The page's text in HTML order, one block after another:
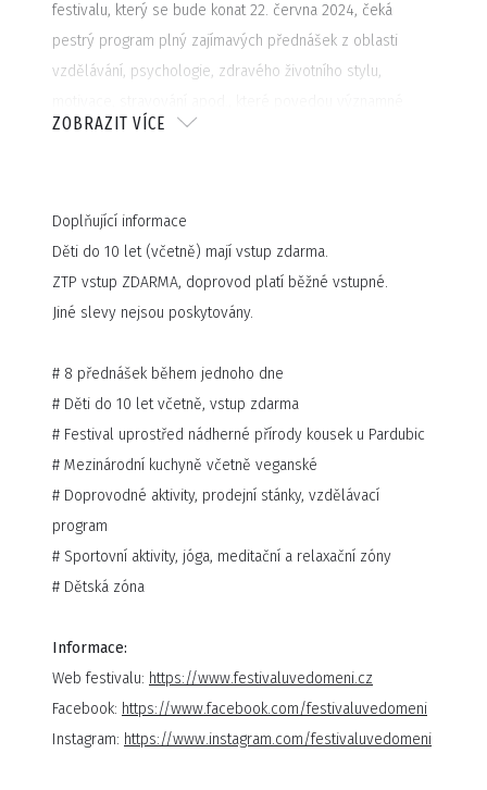
festivalu, který se bude konat 22. června 2024, čeká
pestrý program plný zajímavých přednášek z oblasti
vzdělávání, psychologie, zdravého životního stylu,
osobnosti a experti na konkrétní problematiku.
PODÍVEJTE SE NA VIDEO REPORT LETNÍ EDICE
FESTIVALU 2023
Potvrzení vystupující:
MUDr. Jan Vojáček
Petr Casanova
ZOBRAZIT VÍCE
Doplňující informace
Děti do 10 let (včetně) mají vstup zdarma.
ZTP vstup ZDARMA, doprovod platí běžné vstupné.
Jiné slevy nejsou poskytovány.
# 8 přednášek během jednoho dne
# Děti do 10 let včetně, vstup zdarma
# Festival uprostřed nádherné přírody kousek u Pardubic
# Mezinárodní kuchyně včetně veganské
# Doprovodné aktivity, prodejní stánky, vzdělávací
program
# Sportovní aktivity, jóga, meditační a relaxační zóny
# Dětská zóna
Informace:
Web festivalu: https://www.festivaluvedomeni.cz
Facebook: https://www.facebook.com/festivaluvedomeni
Instagram: https://www.instagram.com/festivaluvedomeni